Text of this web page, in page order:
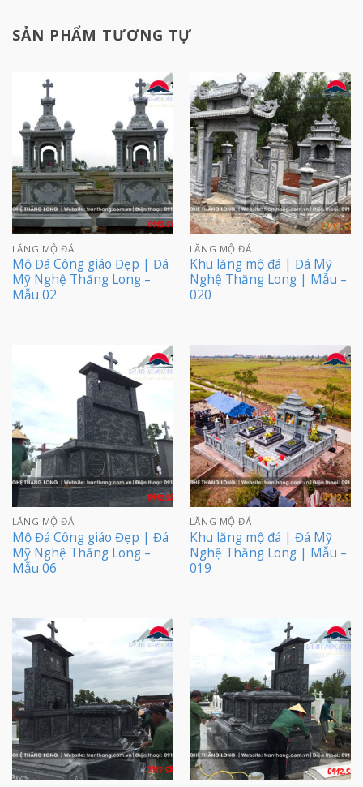
SẢN PHẨM TƯƠNG TỰ
LĂNG MỘ ĐÁ
Mộ Đá Công giáo Đẹp | Đá
Mỹ Nghệ Thăng Long –
Mẫu 02
LĂNG MỘ ĐÁ
Khu lăng mộ đá | Đá Mỹ
Nghệ Thăng Long | Mẫu –
020
LĂNG MỘ ĐÁ
Mộ Đá Công giáo Đẹp | Đá
Mỹ Nghệ Thăng Long –
Mẫu 06
LĂNG MỘ ĐÁ
Khu lăng mộ đá | Đá Mỹ
Nghệ Thăng Long | Mẫu –
019